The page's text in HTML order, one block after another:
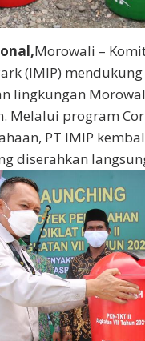
Morowali –
(IMIP)
lingkungan
Melalui program
PT IMIP
diserahkan